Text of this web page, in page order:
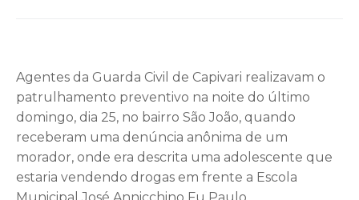
Agentes da Guarda Civil de Capivari realizavam o
patrulhamento preventivo na noite do último
domingo, dia 25, no bairro São João, quando
receberam uma denúncia anônima de um
morador, onde era descrita uma adolescente que
estaria vendendo drogas em frente a Escola
Municipal José Annicchino Fu Paulo.